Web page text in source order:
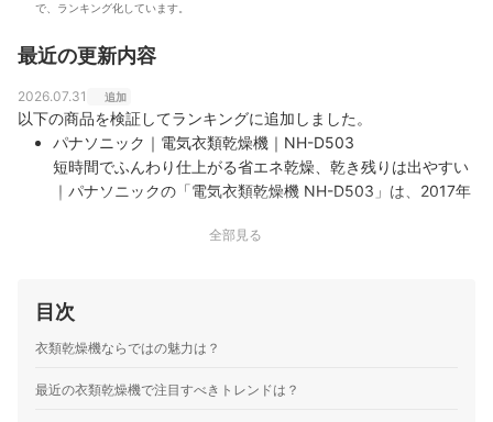
で、ランキング化しています。
最近の更新内容
2026.07.31 追加
以下の商品を検証してランキングに追加しました。
パナソニック｜電気衣類乾燥機｜NH-D503
短時間でふんわり仕上がる省エネ乾燥、乾き残りは出やすい
｜パナソニックの「電気衣類乾燥機 NH-D503」は、2017年
物、シワ取りなど衣類に合わせたコースをそろえ、生乾きが
東芝ライフスタイル｜衣類乾燥機｜ED-45A4-W
｜東芝ライフスタイルの「衣類乾燥機 ED-45A4-W」は、
2024年に発売された除湿型回転ドラム式モデルです。ヒータ
全部見る
目次
衣類乾燥機ならではの魅力は？
最近の衣類乾燥機で注目すべきトレンドは？